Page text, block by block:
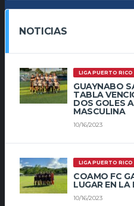
NOTICIAS
LIGA PUERTO RICO
GUAYNABO
TABLA
DOS GOLES
MASCULINA
10/16/2023
LIGA PUERTO RICO
COAMO FC
LUGAR EN LA
10/16/2023